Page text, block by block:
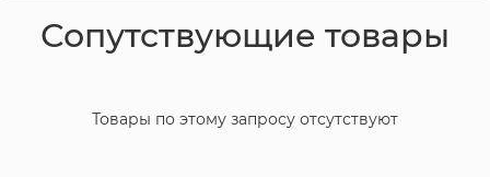
Сопутствующие товары
Товары по этому запросу отсутствуют